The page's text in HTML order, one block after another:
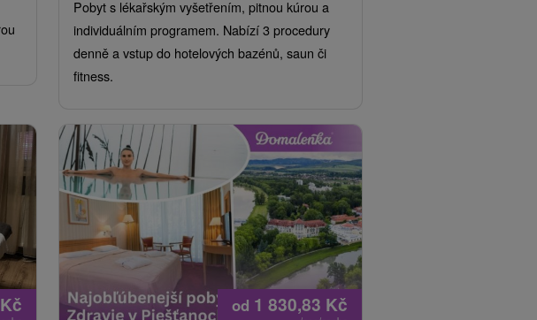
Pobyt s lékařským vyšetřením, pitnou kúrou a
individuálním programem. Nabízí 3 procedury
denně a vstup do hotelových bazénů, saun či
fitness.
Kč od 1 830,83 Kč